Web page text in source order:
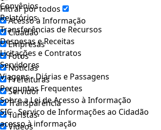
Filtrar por todos
Acesso à Informação
Cidadão
Empresas
Fotos
Notícias
Prefeituras
Servidor
Transparência
Turistas
Videos
Convênios
Relatórios
Transferências de Recursos
Despesas e Receitas
Licitações e Contratos
Servidores
Viagens - Diárias e Passagens
Perguntas Frequentes
Sobre a Lei de Acesso à Informação
SIC - Serviço de Informações ao Cidadão
acesso à informação